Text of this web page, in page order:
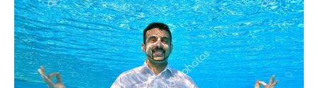
έφυγε από την ζωή
Ακολουθήστε το evianews.com στοGoogle
News